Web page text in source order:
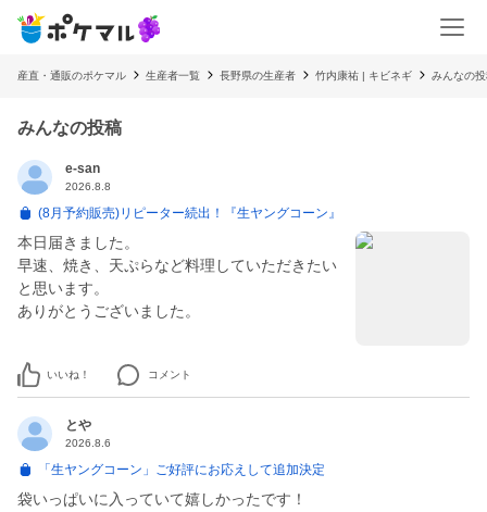
産直・通販のポケマル 生産者一覧 長野県の生産者 竹内康祐 | キビネギ みんなの
みんなの投稿
e-san
2026.8.8
(8月予約販売)リピーター続出！『生ヤングコーン』
本日届きました。
早速、焼き、天ぷらなど料理していただきたい
と思います。
ありがとうございました。
いいね！ コメント
とや
2026.8.6
「生ヤングコーン」ご好評にお応えして追加決定
袋いっぱいに入っていて嬉しかったです！